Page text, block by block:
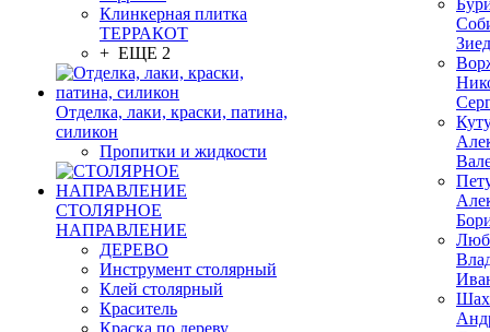
Клинкерная плитка
ТЕРРАКОТ
+ ЕЩЕ 2
Отделка, лаки, краски, патина,
силикон
Пропитки и жидкости
СТОЛЯРНОЕ
НАПРАВЛЕНИЕ
ДЕРЕВО
Инструмент столярный
Клей столярный
Краситель
Краска по дереву